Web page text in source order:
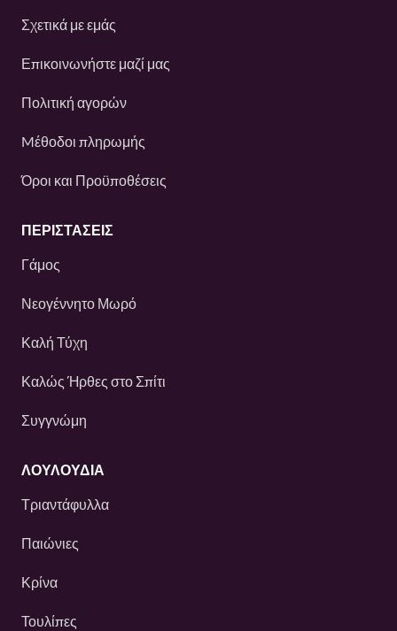
Σχετικά με εμάς
Επικοινωνήστε μαζί μας
Πολιτική αγορών
Mέθοδοι πληρωμής
Όροι και Προϋποθέσεις
ΠΕΡΙΣΤΆΣΕΙΣ
Γάμος
Νεογέννητο Μωρό
Καλή Τύχη
Καλώς Ήρθες στο Σπίτι
Συγγνώμη
ΛΟΥΛΟΎΔΙΑ
Τριαντάφυλλα
Παιώνιες
Κρίνα
Τουλίπες